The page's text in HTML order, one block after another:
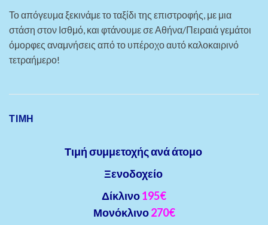
Το απόγευμα ξεκινάμε το ταξίδι της επιστροφής, με μια
στάση στον Ισθμό, και φτάνουμε σε Αθήνα/Πειραιά γεμάτοι
όμορφες αναμνήσεις από το υπέροχο αυτό καλοκαιρινό
τετραήμερο!
ΤΙΜΗ
Τιμή συμμετοχής ανά άτομο
Ξενοδοχείο
Δίκλινο195€
Μονόκλινο270€